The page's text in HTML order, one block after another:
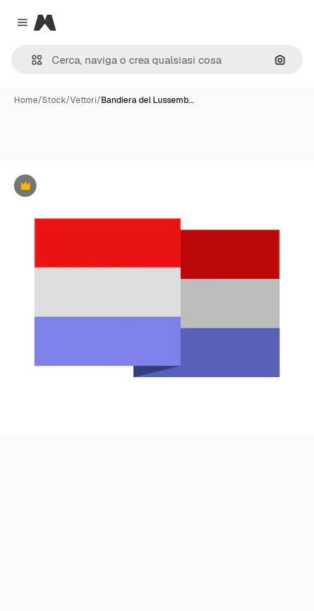
Close menu
Magnific
Cerca
Home/Stock/Vettori/Bandiera del Lussemb…
Premium